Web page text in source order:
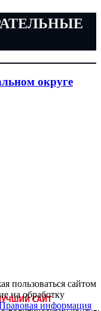
округе
пользоваться сайтом
на обработку
информация